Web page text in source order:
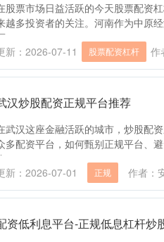
股票市场日益活跃的今天股票配资
越多投资者的关注。河南作为中原
，....
新：2026-07-11
股票配资杠杆 作
汉炒股配资正规平台推荐
武汉这座金融活跃的城市，炒股配
多配资平台，如何甄别正规平台、
....
新：2026-07-01
正规 作者：
资低利息平台-正规低息杠杆炒